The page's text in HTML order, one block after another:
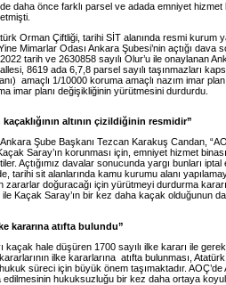
daha önce farklı parsel ve adada emniyet hizmet
Orman Çiftliği, tarihi SİT alanında resmi kurum
Mimarlar Odası Ankara Şubesi’nin açtığı dava
tarih ve 2630858 sayılı Olur’u ile onaylanan
8619 ada 6,7,8 parsel sayılı taşınmazları
amaçlı 1/10000 koruma amaçlı nazım imar
imar planı değişikliğinin yürütmesini durdurdu.
kaçaklığının altının çizildiğinin resmidir”
Şube Başkanı Tezcan Karakuş Candan,
Saray’ın korunması için, emniyet hizmet
Açtığımız davalar sonucunda yargı bunları
tarihi sit alanlarında kamu kurumu alanı
zararlar doğuracağı için yürütmeyi durdurma
Kaçak Saray’ın bir kez daha kaçak olduğunun da
kararına atıfta bulundu”
kaçak hale düşüren 1700 sayılı ilke kararı ile
ilke kararlarına atıfta bulunması,
süreci için büyük önem taşımaktadır. AOÇ’de
edilmesinin hukuksuzluğu bir kez daha ortaya